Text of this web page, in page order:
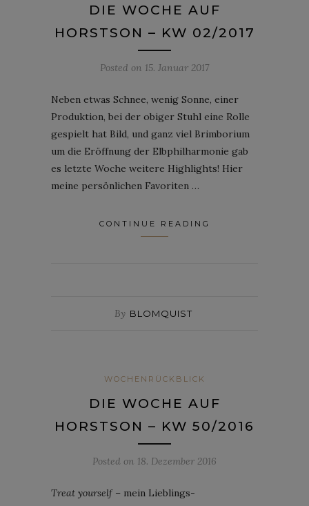
DIE WOCHE AUF
HORSTSON – KW 02/2017
Posted on 15. Januar 2017
Neben etwas Schnee, wenig Sonne, einer
Produktion, bei der obiger Stuhl eine Rolle
gespielt hat Bild, und ganz viel Brimborium
um die Eröffnung der Elbphilharmonie gab
es letzte Woche weitere Highlights! Hier
meine persönlichen Favoriten …
CONTINUE READING
By BLOMQUIST
WOCHENRÜCKBLICK
DIE WOCHE AUF
HORSTSON – KW 50/2016
Posted on 18. Dezember 2016
Treat yourself– mein Lieblings-